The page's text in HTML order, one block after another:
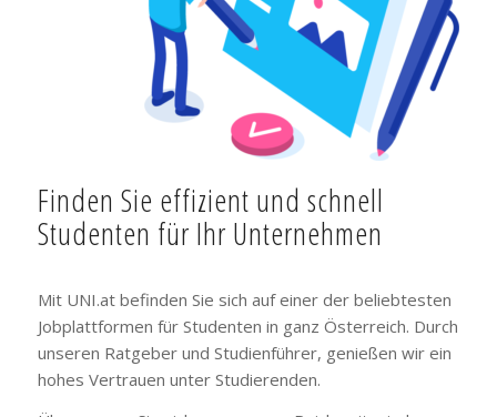
Finden Sie effizient und schnell
Studenten für Ihr Unternehmen
Mit UNI.at befinden Sie sich auf einer der beliebtesten
Jobplattformen für Studenten in ganz Österreich. Durch
unseren Ratgeber und Studienführer, genießen wir ein
hohes Vertrauen unter Studierenden.